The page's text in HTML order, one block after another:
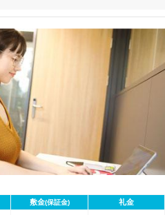
敷金(保証金) 礼金